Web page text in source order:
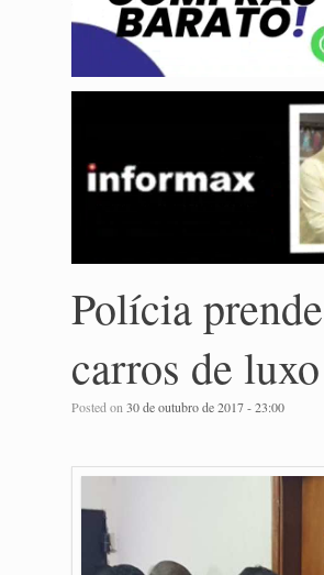
Polícia
carros de
Posted on30 de outubro de 2017 - 23:00